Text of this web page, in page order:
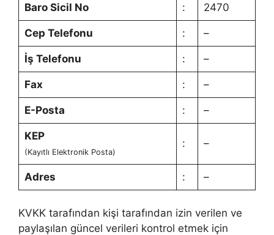
Baro Sicil No : 2470
Cep Telefonu : –
İş Telefonu : –
Fax : –
E-Posta : –
KEP
(Kayıtlı Elektronik Posta)
: –
Adres : –
KVKK tarafından kişi tarafından izin verilen ve
paylaşılan güncel verileri kontrol etmek için